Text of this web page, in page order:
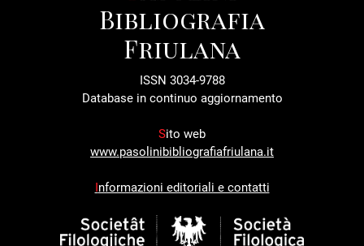
Bibliografia
Friulana
ISSN 3034-9788
Database in continuo aggiornamento
Sito web
www.pasolinibibliografiafriulana.it
Informazioni editoriali e contatti